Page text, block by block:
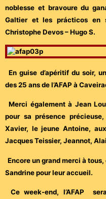
noblesse et bravoure du
Galtier et les prácticos en
Christophe Devos – Hugo S.
En guise d’apéritif du soir,
des 25 ans de l’AFAP à
Merci également à Jean
pour sa présence
Xavier, le jeune Antoine,
Jacques Teissier, Jeannot,
Encore un grand merci à
Sandrine pour leur accueil.
Ce week-end, l’AFAP